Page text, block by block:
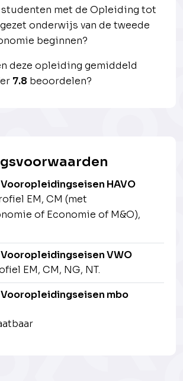
studenten met de Opleiding tot
onderwijs van de tweede
beginnen?
deze opleiding gemiddeld
7.8 beoordelen?
HAVO
EM, CM (met
of Economie of M&O),
VWO
EM, CM, NG, NT.
mbo